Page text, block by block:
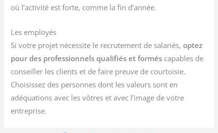
où l’activité est forte, comme la fin d’année.
Les employés
Si votre projet nécessite le recrutement de salariés,optez
pour des professionnels qualifiés et formés capables de
conseiller les clients et de faire preuve de courtoisie.
Choisissez des personnes dont les valeurs sont en
adéquations avec les vôtres et avec l’image de votre
entreprise.